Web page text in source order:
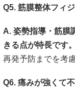
Q5. 筋膜整体フィ
A. 姿勢指導・筋膜
きる点が特長です。
再発予防までを考
Q6. 痛みが強くて